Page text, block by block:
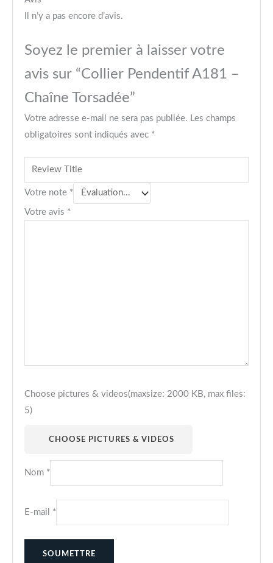
Il n’y a pas encore d’avis.
Soyez le premier à laisser votre
avis sur “Collier Pendentif A181 –
Chaîne Torsadée”
Votre adresse e-mail ne sera pas publiée. Les champs
obligatoires sont indiqués avec *
Votre note *
Votre avis *
Choose pictures & videos(maxsize: 2000 KB, max files:
5)
CHOOSE PICTURES & VIDEOS
Nom *
E-mail *